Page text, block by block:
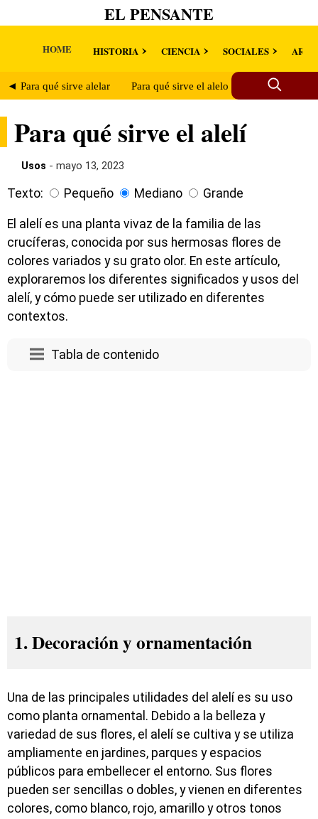
EL PENSANTE
HOME HISTORIA CIENCIA SOCIALES
◄ Para qué sirve alelar Para qué sirve el alelo ►
Para qué sirve el alelí
Usos - mayo 13, 2023
Texto: Pequeño Mediano Grande
El alelí es una planta vivaz de la familia de las
crucíferas, conocida por sus hermosas flores de
colores variados y su grato olor. En este artículo,
exploraremos los diferentes significados y usos del
alelí, y cómo puede ser utilizado en diferentes
contextos.
Tabla de contenido
1. Decoración y ornamentación
Una de las principales utilidades del alelí es su uso
como planta ornamental. Debido a la belleza y
variedad de sus flores, el alelí se cultiva y se utiliza
ampliamente en jardines, parques y espacios
públicos para embellecer el entorno. Sus flores
pueden ser sencillas o dobles, y vienen en diferentes
colores, como blanco, rojo, amarillo y otros tonos